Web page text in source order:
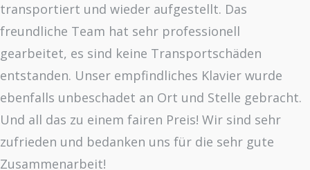
transportiert und wieder aufgestellt. Das
freundliche Team hat sehr professionell
gearbeitet, es sind keine Transportschäden
entstanden. Unser empfindliches Klavier wurde
ebenfalls unbeschadet an Ort und Stelle gebracht.
Und all das zu einem fairen Preis! Wir sind sehr
zufrieden und bedanken uns für die sehr gute
Zusammenarbeit!